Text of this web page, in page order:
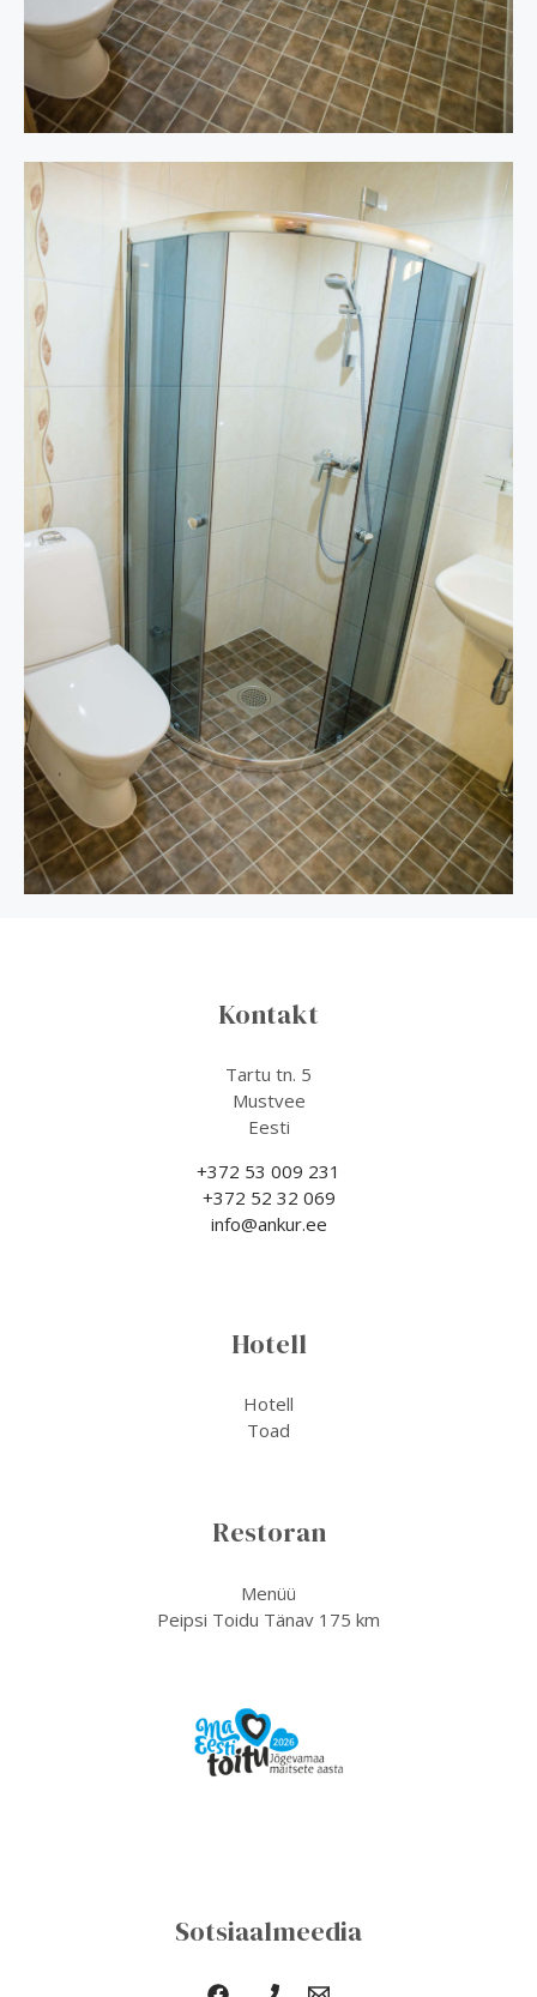
Kontakt
Tartu tn. 5
Mustvee
Eesti
+372 53 009 231
+372 52 32 069
info@ankur.ee
Hotell
Hotell
Toad
Restoran
Menüü
Peipsi Toidu Tänav 175 km
Sotsiaalmeedia